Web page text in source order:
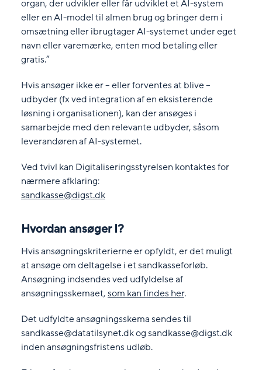
organ, der udvikler eller får udviklet et AI-system
eller en AI-model til almen brug og bringer dem i
omsætning eller ibrugtager AI-systemet under eget
navn eller varemærke, enten mod betaling eller
gratis.”
Hvis ansøger ikke er – eller forventes at blive –
udbyder (fx ved integration af en eksisterende
løsning i organisationen), kan der ansøges i
samarbejde med den relevante udbyder, såsom
leverandøren af AI-systemet.
Ved tvivl kan Digitaliseringsstyrelsen kontaktes for
nærmere afklaring:
sandkasse@digst.dk
Hvordan ansøger I?
Hvis ansøgningskriterierne er opfyldt, er det muligt
at ansøge om deltagelse i et sandkasseforløb.
Ansøgning indsendes ved udfyldelse af
ansøgningsskemaet,som kan findes her.
Det udfyldte ansøgningsskema sendes til
sandkasse@datatilsynet.dk og sandkasse@digst.dk
inden ansøgningsfristens udløb.